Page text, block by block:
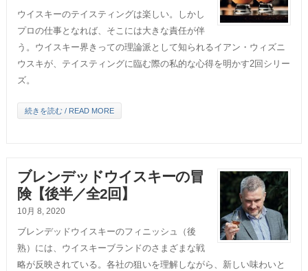
ウイスキーのテイスティングは楽しい。しかし
プロの仕事となれば、そこには大きな責任が伴
う。ウイスキー界きっての理論派として知られるイアン・ウィズニ
ウスキが、テイスティングに臨む際の私的な心得を明かす2回シリー
ズ。
続きを読む / READ MORE
ブレンデッドウイスキーの冒
険【後半／全2回】
10月 8, 2020
ブレンデッドウイスキーのフィニッシュ（後
熟）には、ウイスキーブランドのさまざまな戦
略が反映されている。各社の狙いを理解しながら、新しい味わいと